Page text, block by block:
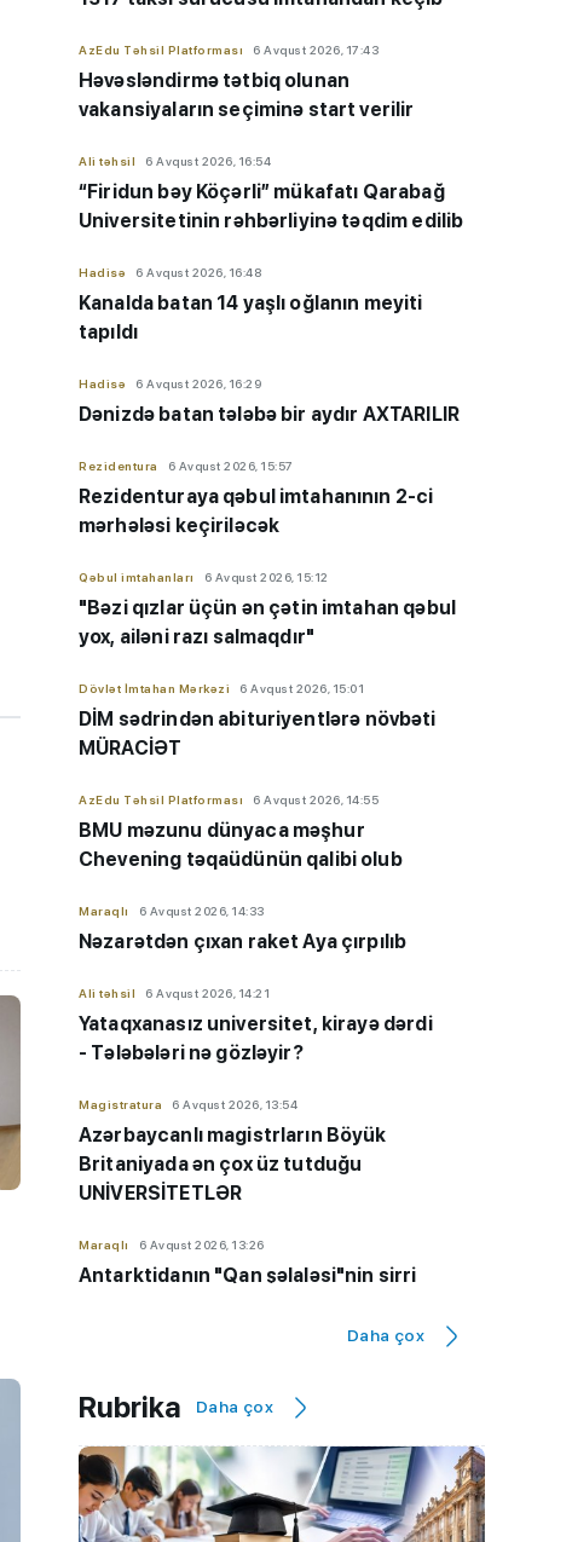
AzEdu Təhsil Platforması 6 Avqust 2026, 17:43
Həvəsləndirmə tətbiq olunan
vakansiyaların seçiminə start verilir
Ali təhsil 6 Avqust 2026, 16:54
“Firidun bəy Köçərli” mükafatı Qarabağ
Universitetinin rəhbərliyinə təqdim edilib
Hadisə 6 Avqust 2026, 16:48
Kanalda batan 14 yaşlı oğlanın meyiti
tapıldı
Hadisə 6 Avqust 2026, 16:29
Dənizdə batan tələbə bir aydır AXTARILIR
Rezidentura 6 Avqust 2026, 15:57
Rezidenturaya qəbul imtahanının 2-ci
mərhələsi keçiriləcək
Qəbul imtahanları 6 Avqust 2026, 15:12
"Bəzi qızlar üçün ən çətin imtahan qəbul
yox, ailəni razı salmaqdır"
Dövlət İmtahan Mərkəzi 6 Avqust 2026, 15:01
DİM sədrindən abituriyent ​​​​​​​lərə növbəti
MÜRACİƏT
AzEdu Təhsil Platforması 6 Avqust 2026, 14:55
BMU məzunu dünyaca məşhur
Chevening təqaüdünün qalibi olub
Maraqlı 6 Avqust 2026, 14:33
Nəzarətdən çıxan raket Aya çırpılıb
Ali təhsil 6 Avqust 2026, 14:21
Yataqxanasız universitet, kirayə dərdi
- Tələbələri nə gözləyir?
Magistratura 6 Avqust 2026, 13:54
Azərbaycanlı magistrların Böyük
Britaniyada ən çox üz tutduğu
UNİVERSİTETLƏR
Maraqlı 6 Avqust 2026, 13:26
Antarktidanın "Qan şəlaləsi"nin sirri
bu bölgələr ÖNDƏDİR
Maraqlı 6 Avqust 2026, 12:38
Sabah 39 dərəcə isti olacaq
Daha çox
Rubrika Daha çox